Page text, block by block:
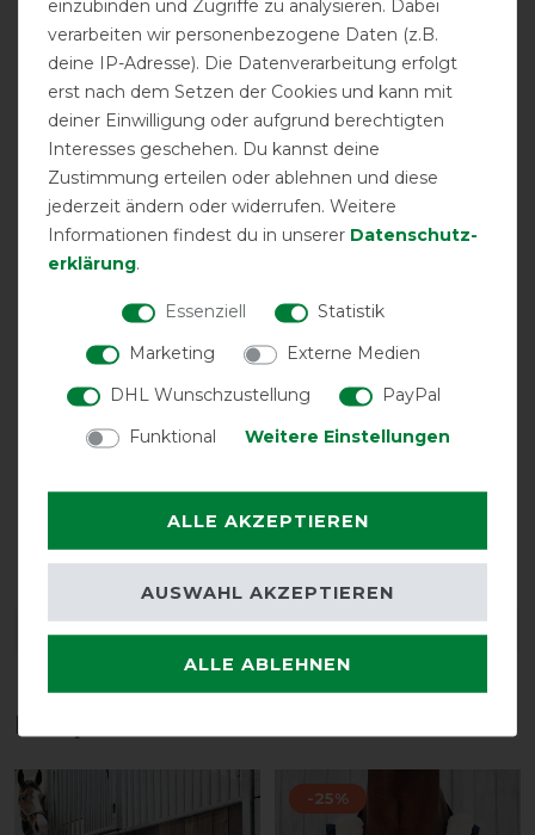
Frontverschluss
DETAILS ZUR PRODUKTSICHERHEIT
Das perfekte Zubehör für dich
-25%
einzubinden und Zugriffe zu analysieren. Dabei
verarbeiten wir personenbezogene Daten (z.B.
deine IP-Adresse). Die Datenverarbeitung erfolgt
erst nach dem Setzen der Cookies und kann mit
deiner Einwilligung oder aufgrund berechtigten
Interesses geschehen. Du kannst deine
Zustimmung erteilen oder ablehnen und diese
jederzeit ändern oder widerrufen. Weitere
Informationen findest du in unserer Daten­schutz­
erklärung.
Essenziell
Statistik
Marketing
Externe Medien
DHL Wunschzustellung
PayPal
Funktional
Weitere Einstellungen
ALLE AKZEPTIEREN
ALLE ABLEHNEN
AUSWAHL AKZEPTIEREN